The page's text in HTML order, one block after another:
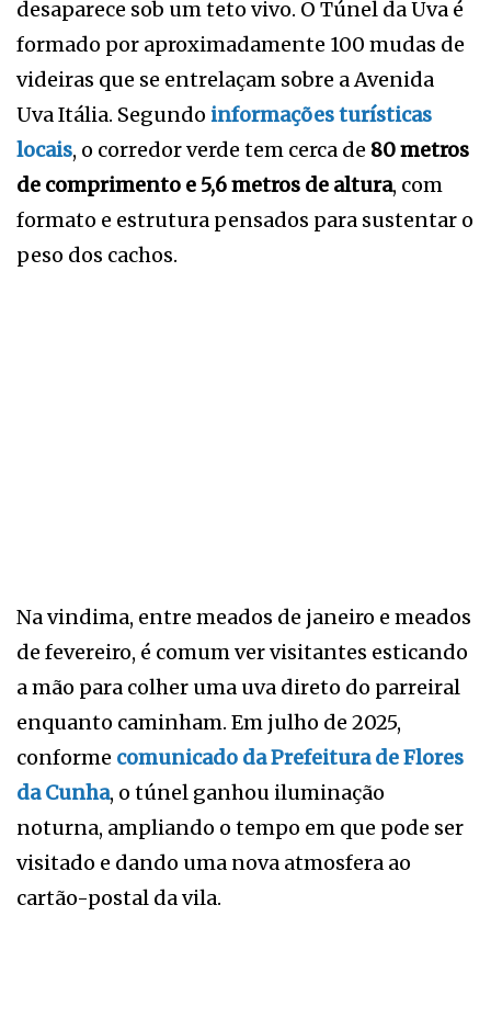
desaparece sob um teto vivo. O Túnel da Uva é
formado por aproximadamente 100 mudas de
videiras que se entrelaçam sobre a Avenida
Uva Itália. Segundo informações turísticas
locais, o corredor verde tem cerca de 80 metros
de comprimento e 5,6 metros de altura, com
formato e estrutura pensados para sustentar o
peso dos cachos.
Na vindima, entre meados de janeiro e meados
de fevereiro, é comum ver visitantes esticando
a mão para colher uma uva direto do parreiral
enquanto caminham. Em julho de 2025,
conforme comunicado da Prefeitura de Flores
da Cunha, o túnel ganhou iluminação
noturna, ampliando o tempo em que pode ser
visitado e dando uma nova atmosfera ao
cartão-postal da vila.